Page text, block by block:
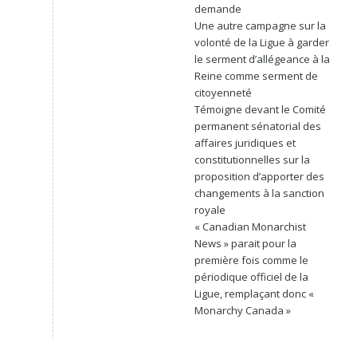
demande
Une autre campagne sur la
volonté de la Ligue à garder
le serment d’allégeance à la
Reine comme serment de
citoyenneté
Témoigne devant le Comité
permanent sénatorial des
affaires juridiques et
constitutionnelles sur la
proposition d’apporter des
changements à la sanction
royale
« Canadian Monarchist
News » parait pour la
première fois comme le
périodique officiel de la
Ligue, remplaçant donc «
Monarchy Canada »